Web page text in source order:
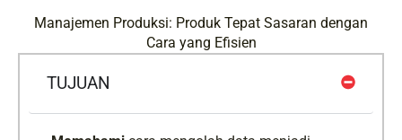
Manajemen Produksi: Produk Tepat Sasaran dengan
Cara yang Efisien
TUJUAN